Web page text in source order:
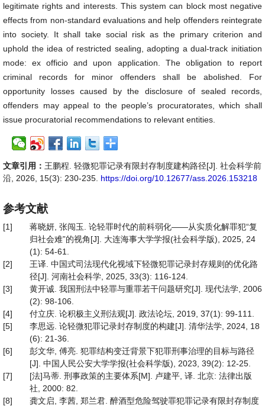
legitimate rights and interests. This system can block most negative
effects from non-standard evaluations and help offenders reintegrate
into society. It shall take social risk as the primary criterion and
uphold the idea of restricted sealing, adopting a dual-track initiation
mode: ex officio and upon application. The obligation to report
criminal records for minor offenders shall be abolished. For
opportunity losses caused by the disclosure of sealed records,
offenders may appeal to the people’s procuratorates, which shall
issue procuratorial recommendations to relevant entities.
文章引用： 王鹏程. 轻微犯罪记录有限封存制度建构路径[J]. 社会科学前
沿, 2026, 15(3): 230-235. https://doi.org/10.12677/ass.2026.153218
参考文献
[1]
蒋晓妍, 张闯玉. 论轻罪时代的前科弱化——从实质化解罪犯“复
归社会难”的视角[J]. 大连海事大学学报(社会科学版), 2025, 24
(1): 54-61.
[2]
王译. 中国式司法现代化视域下轻微犯罪记录封存规则的优化路
径[J]. 河南社会科学, 2025, 33(3): 116-124.
[3]
黄开诚. 我国刑法中轻罪与重罪若干问题研究[J]. 现代法学, 2006
(2): 98-106.
[4]
付立庆. 论积极主义刑法观[J]. 政法论坛, 2019, 37(1): 99-111.
[5]
李思远. 论轻微犯罪记录封存制度的构建[J]. 清华法学, 2024, 18
(6): 21-36.
[6]
彭文华, 傅亮. 犯罪结构变迁背景下犯罪刑事治理的目标与路径
[J]. 中国人民公安大学学报(社会科学版), 2023, 39(2): 12-25.
[7]
[法]马蒂. 刑事政策的主要体系[M]. 卢建平, 译. 北京: 法律出版
社, 2000: 82.
[8]
龚文启, 李茜, 郑兰君. 醉酒型危险驾驶罪犯罪记录有限封存制度